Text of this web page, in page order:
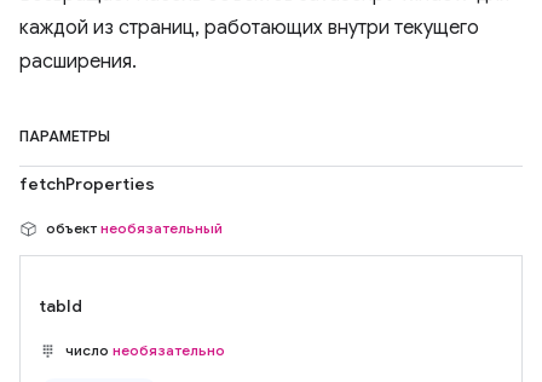
каждой из страниц, работающих внутри текущего
расширения.
ПАРАМЕТРЫ
fetchProperties
объект необязательный
tabId
число необязательно